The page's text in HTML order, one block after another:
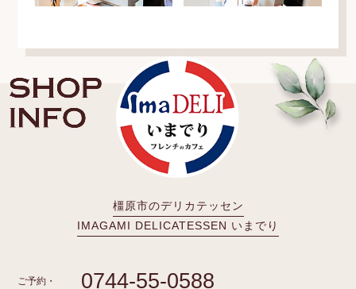
橿原市のデリカテッセン
IMAGAMI DELICATESSEN いまでり
ご予約・
0744-55-0588